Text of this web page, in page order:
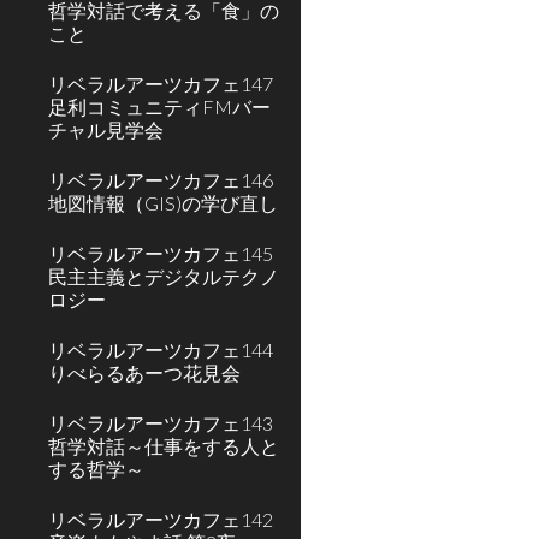
哲学対話で考える「食」の
こと
リベラルアーツカフェ147
足利コミュニティFMバー
チャル見学会
リベラルアーツカフェ146
地図情報（GIS)の学び直し
リベラルアーツカフェ145
民主主義とデジタルテクノ
ロジー
リベラルアーツカフェ144
りべらるあーつ花見会
リベラルアーツカフェ143
哲学対話～仕事をする⼈と
する哲学～
リベラルアーツカフェ142